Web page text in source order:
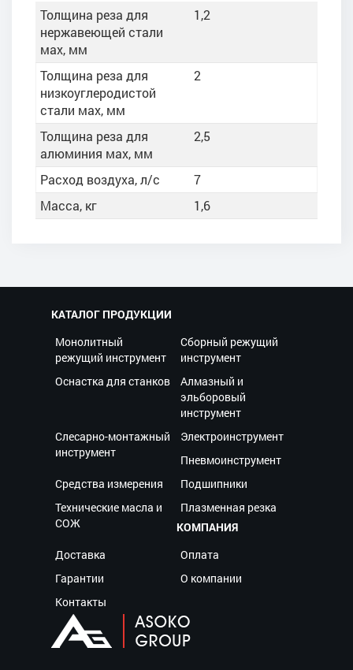
Толщина реза для
нержавеющей стали
мах, мм
1,2
Толщина реза для
низкоуглеродистой
стали мах, мм
2
Толщина реза для
алюминия мах, мм
2,5
Расход воздуха, л/с
7
Масса, кг
1,6
КАТАЛОГ ПРОДУКЦИИ
Монолитный
режущий инструмент
Сборный режущий
инструмент
Оснастка для станков
Алмазный и
эльборовый
инструмент
Слесарно-монтажный
инструмент
Электроинструмент
Пневмоинструмент
Средства измерения
Подшипники
Технические масла и
СОЖ
Плазменная резка
КОМПАНИЯ
Доставка
Оплата
Гарантии
О компании
Контакты